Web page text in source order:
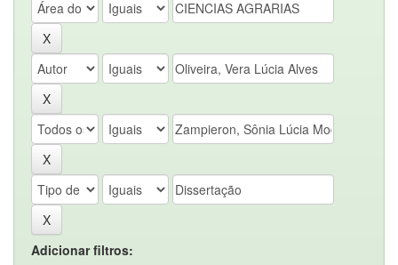
Adicionar filtros: